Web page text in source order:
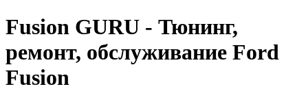
Fusion GURU - Тюнинг,
ремонт, обслуживание Ford
Fusion